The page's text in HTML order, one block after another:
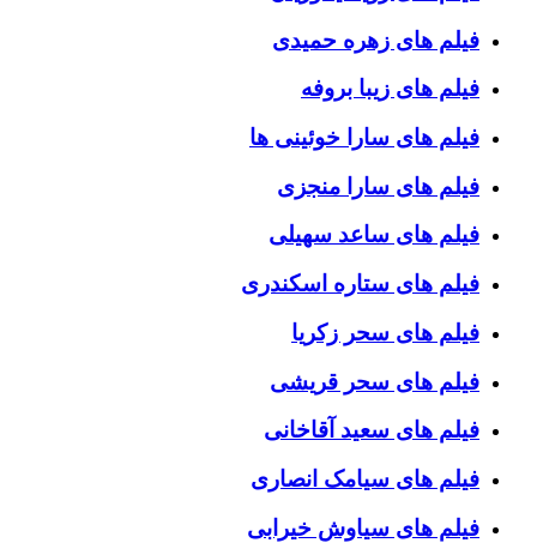
فیلم های زهره حمیدی
فیلم های زیبا بروفه
فیلم های سارا خوئینی ها
فیلم های سارا منجزی
فیلم های ساعد سهیلی
فیلم های ستاره اسکندری
فیلم های سحر زکریا
فیلم های سحر قریشی
فیلم های سعید آقاخانی
فیلم های سیامک انصاری
فیلم های سیاوش خیرابی